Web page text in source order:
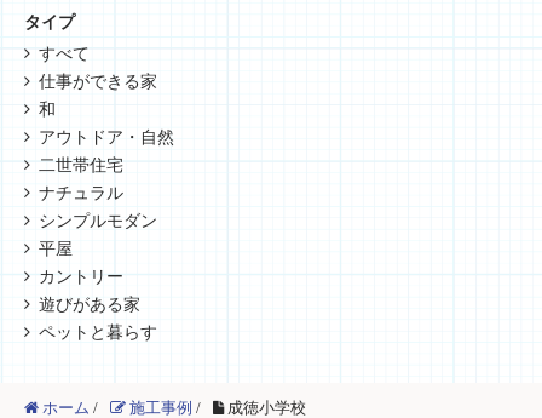
タイプ
すべて
仕事ができる家
和
アウトドア・自然
二世帯住宅
ナチュラル
シンプルモダン
平屋
カントリー
遊びがある家
ペットと暮らす
ホーム / 施工事例 / 成徳小学校